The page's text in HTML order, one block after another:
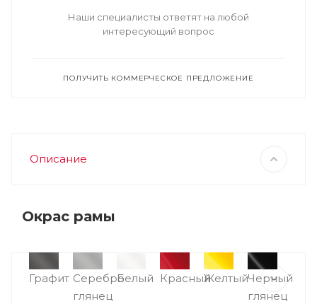
Наши специалисты ответят на любой
интересующий вопрос
ПОЛУЧИТЬ КОММЕРЧЕСКОЕ ПРЕДЛОЖЕНИЕ
Описание
Окрас рамы
Графит Серебро
глянец
Белый КрасныйЖелтыйЧерный
глянец